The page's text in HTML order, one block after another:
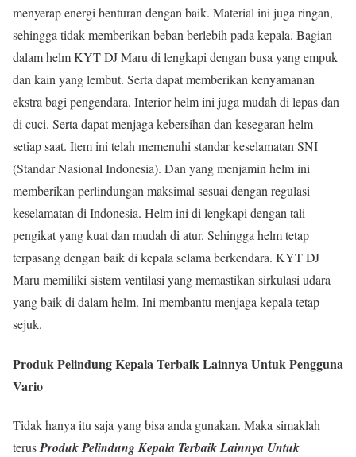
menyerap energi benturan dengan baik. Material ini juga ringan,
sehingga tidak memberikan beban berlebih pada kepala. Bagian
dalam helm KYT DJ Maru di lengkapi dengan busa yang empuk
dan kain yang lembut. Serta dapat memberikan kenyamanan
ekstra bagi pengendara. Interior helm ini juga mudah di lepas dan
di cuci. Serta dapat menjaga kebersihan dan kesegaran helm
setiap saat. Item ini telah memenuhi standar keselamatan SNI
(Standar Nasional Indonesia). Dan yang menjamin helm ini
memberikan perlindungan maksimal sesuai dengan regulasi
keselamatan di Indonesia. Helm ini di lengkapi dengan tali
pengikat yang kuat dan mudah di atur. Sehingga helm tetap
terpasang dengan baik di kepala selama berkendara. KYT DJ
Maru memiliki sistem ventilasi yang memastikan sirkulasi udara
yang baik di dalam helm. Ini membantu menjaga kepala tetap
sejuk.
Produk Pelindung Kepala Terbaik Lainnya Untuk Pengguna
Vario
Tidak hanya itu saja yang bisa anda gunakan. Maka simaklah
terusProduk Pelindung Kepala Terbaik Lainnya Untuk